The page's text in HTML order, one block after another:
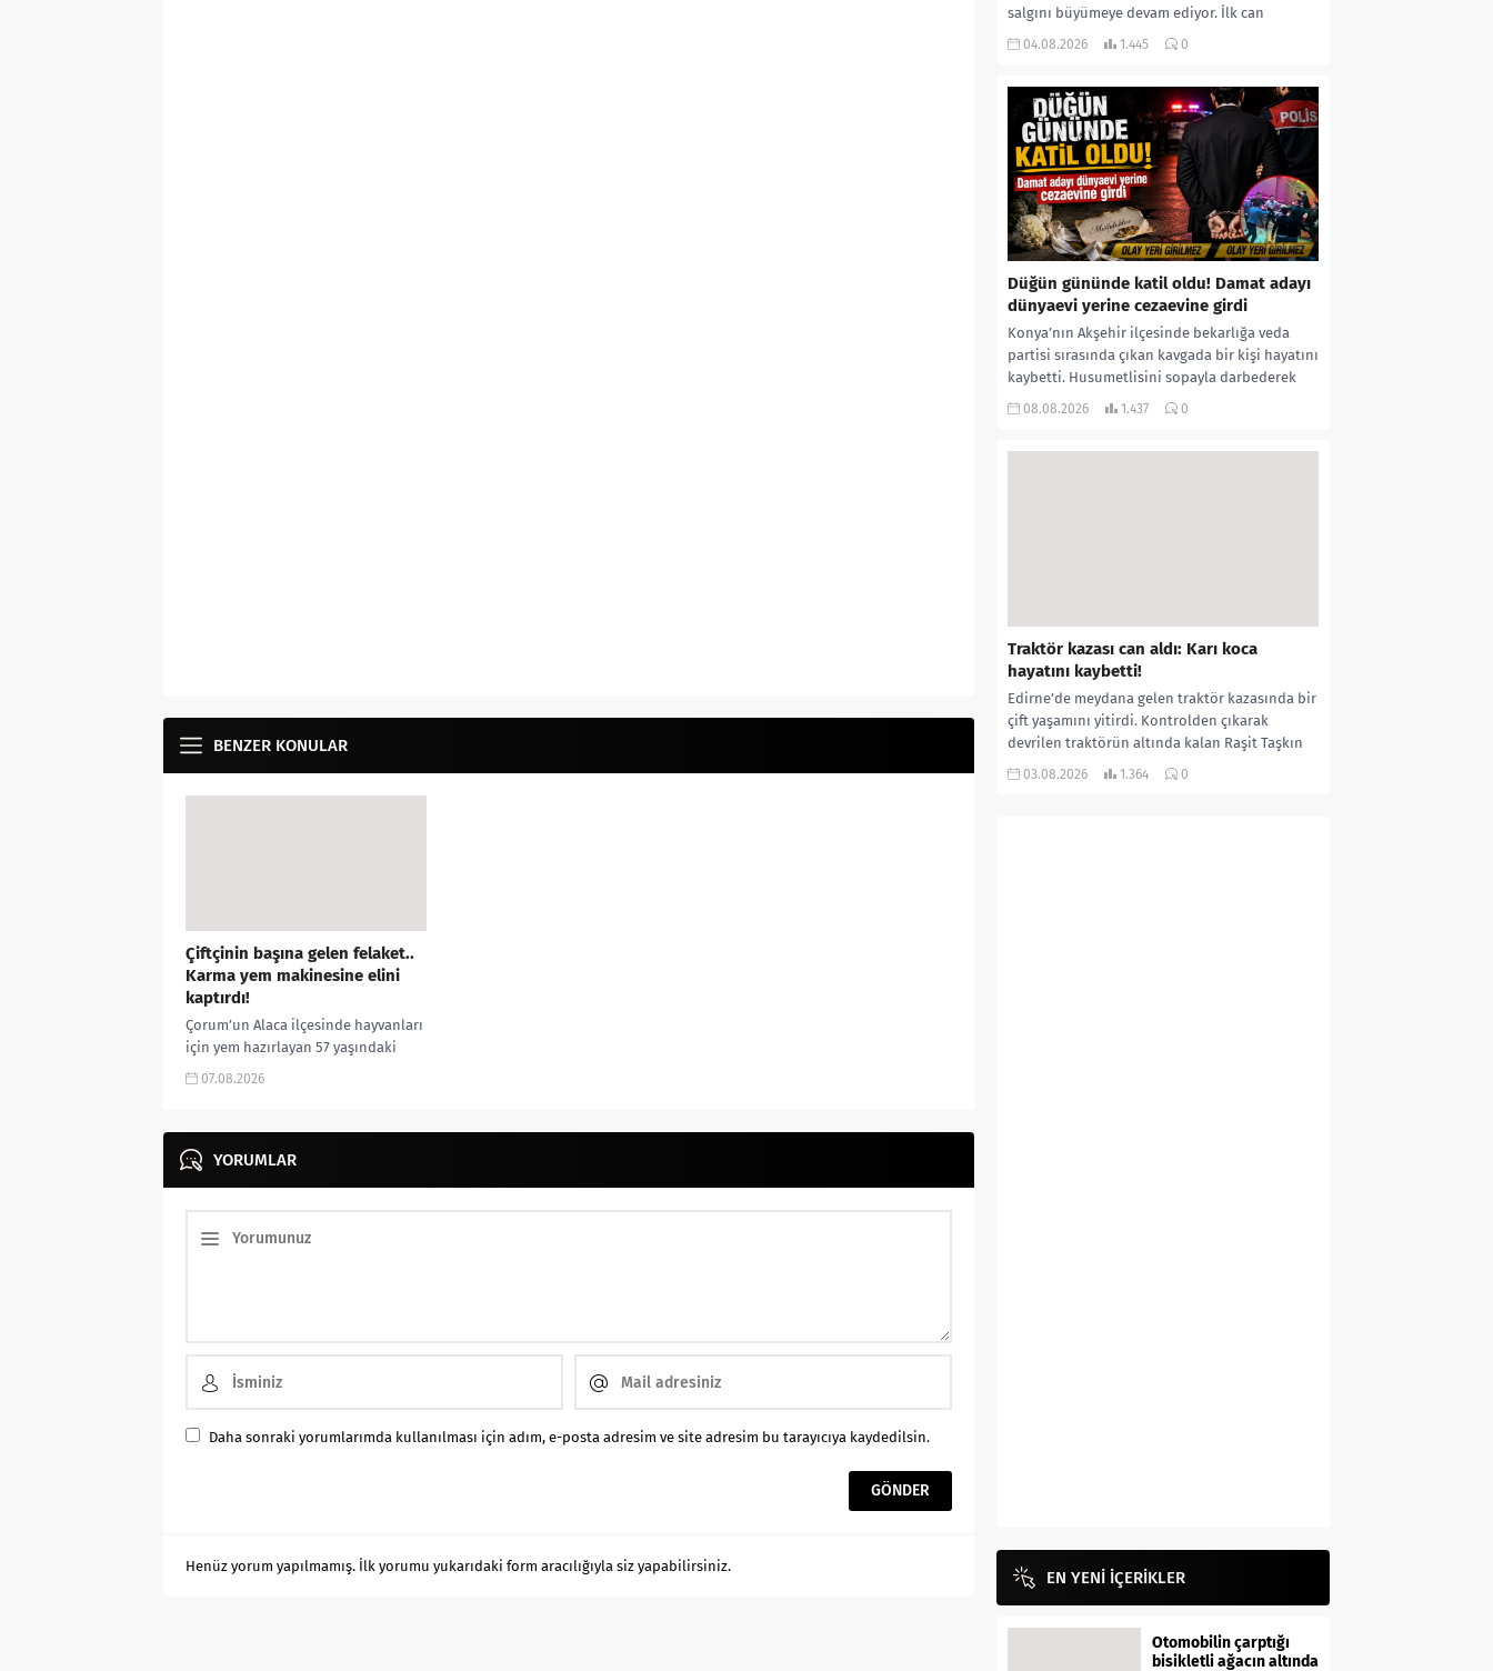
BENZER KONULAR
Çiftçinin başına gelen felaket..
Karma yem makinesine elini
kaptırdı!
Çorum’un Alaca ilçesinde hayvanları
için yem hazırlayan 57 yaşındaki
çiftçi, elini yem karma makinesine
07.08.2026
YORUMLAR
Daha sonraki yorumlarımda kullanılması için adım, e-posta adresim ve site adresim bu tarayıcıya kaydedilsin.
Henüz yorum yapılmamış. İlk yorumu yukarıdaki form aracılığıyla siz yapabilirsiniz.
salgını büyümeye devam ediyor. İlk can
kayıplarının yaşandığı salgında vaka sayısının
04.08.2026 1.445 0
Düğün gününde katil oldu! Damat adayı
dünyaevi yerine cezaevine girdi
Konya’nın Akşehir ilçesinde bekarlığa veda
partisi sırasında çıkan kavgada bir kişi hayatını
kaybetti. Husumetlisini sopayla darbederek
ölümüne neden olduğu iddia...
08.08.2026 1.437 0
Traktör kazası can aldı: Karı koca
hayatını kaybetti!
Edirne’de meydana gelen traktör kazasında bir
çift yaşamını yitirdi. Kontrolden çıkarak
devrilen traktörün altında kalan Raşit Taşkın
ile eşi Fatma...
03.08.2026 1.364 0
EN YENİ İÇERİKLER
Otomobilin çarptığı
bisikletli ağacın altında